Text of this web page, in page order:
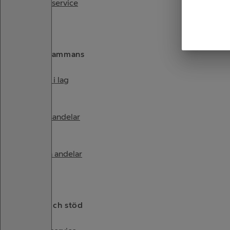
Sportservice
Spela tillsammans
Spela i lag
Butiksandelar
Köpta andelar
Tjänster och stöd